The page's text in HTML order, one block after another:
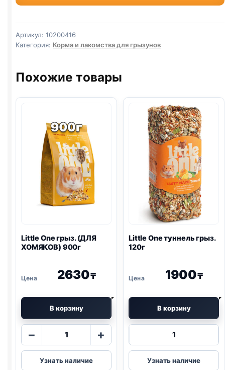
грыз.
КАРЛИКОВЫХ
ХОМЯКОВ)
Артикул: 10200416
Категория: Корма и лакомства для грызунов
Похожие товары
Little Oneгрыз. (ДЛЯ
ХОМЯКОВ) 900г
2630₸
В корзину
−
Количество
Little
One
+
Узнать наличие
Little Oneтуннель грыз.
120г
1900₸
В корзину
Количество
Little
One
Узнать наличие